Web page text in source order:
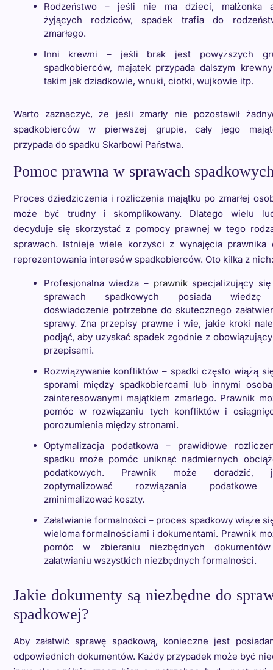
Rodzeństwo – jeśli nie ma dzieci, małżonka
żyjących rodziców, spadek trafia do
zmarłego.
Inni krewni – jeśli brak jest powyższych
spadkobierców, majątek przypada dalszym
takim jak dziadkowie, wnuki, ciotki, wujkowie itp.
Warto zaznaczyć, że jeśli zmarły nie pozostawił
spadkobierców w pierwszej grupie, cały jego
przypada do spadku Skarbowi Państwa.
Pomoc prawna w sprawach
Proces dziedziczenia i rozliczenia majątku po zmarłej
może być trudny i skomplikowany. Dlatego wielu
decyduje się skorzystać z pomocy prawnej w tego
sprawach. Istnieje wiele korzyści z wynajęcia prawnika
reprezentowania interesów spadkobierców. Oto kilka z nich:
Profesjonalna wiedza – prawnikspecjalizujący
sprawach spadkowych posiada
doświadczenie potrzebne do skutecznego
sprawy. Zna przepisy prawne i wie, jakie kroki
podjąć, aby uzyskać spadek zgodnie z
przepisami.
Rozwiązywanie konfliktów – spadki często wiążą
sporami między spadkobiercami lub innymi
zainteresowanymi majątkiem zmarłego. Prawnik
pomóc w rozwiązaniu tych konfliktów i
porozumienia między stronami.
Optymalizacja podatkowa – prawidłowe
spadku może pomóc uniknąć nadmiernych
podatkowych. Prawnik może doradzić,
zoptymalizować rozwiązania
zminimalizować koszty.
Załatwianie formalności – proces spadkowy wiąże
wieloma formalnościami i dokumentami. Prawnik
pomóc w zbieraniu niezbędnych
załatwianiu wszystkich niezbędnych formalności.
Jakie dokumenty są niezbędne do
spadkowej?
Aby załatwić sprawę spadkową, konieczne jest
odpowiednich dokumentów. Każdy przypadek może być